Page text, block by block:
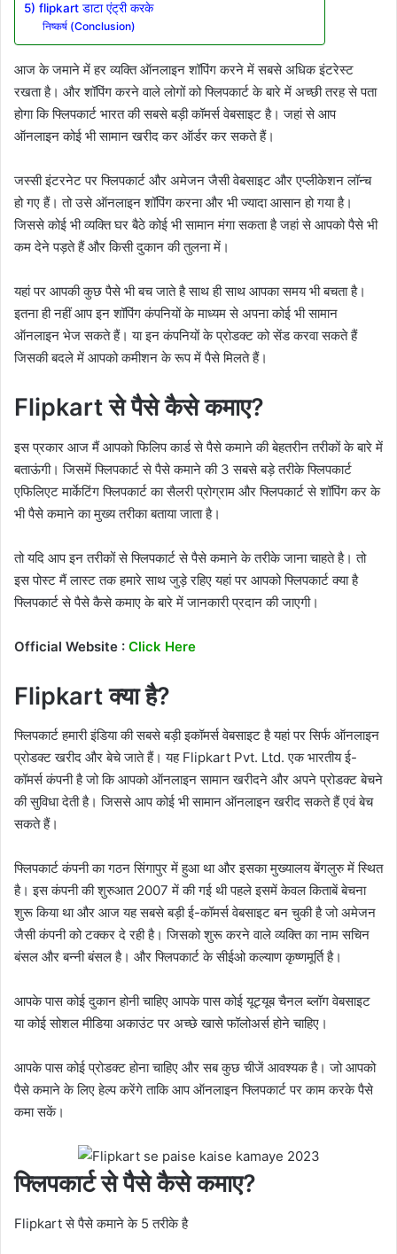
5) flipkart डाटा एंट्री करके
निष्कर्ष (Conclusion)
आज के जमाने में हर व्यक्ति ऑनलाइन शॉपिंग करने में सबसे अधिक इंटरेस्ट
रखता है। और शॉपिंग करने वाले लोगों को फ्लिपकार्ट के बारे में अच्छी तरह से पता
होगा कि फ्लिपकार्ट भारत की सबसे बड़ी कॉमर्स वेबसाइट है। जहां से आप
ऑनलाइन कोई भी सामान खरीद कर ऑर्डर कर सकते हैं।
जस्सी इंटरनेट पर फ्लिपकार्ट और अमेजन जैसी वेबसाइट और एप्लीकेशन लॉन्च
हो गए हैं। तो उसे ऑनलाइन शॉपिंग करना और भी ज्यादा आसान हो गया है।
जिससे कोई भी व्यक्ति घर बैठे कोई भी सामान मंगा सकता है जहां से आपको पैसे भी
कम देने पड़ते हैं और किसी दुकान की तुलना में।
यहां पर आपकी कुछ पैसे भी बच जाते है साथ ही साथ आपका समय भी बचता है।
इतना ही नहीं आप इन शॉपिंग कंपनियों के माध्यम से अपना कोई भी सामान
ऑनलाइन भेज सकते हैं। या इन कंपनियों के प्रोडक्ट को सेंड करवा सकते हैं
जिसकी बदले में आपको कमीशन के रूप में पैसे मिलते हैं।
Flipkart से पैसे कैसे कमाए?
इस प्रकार आज मैं आपको फिलिप कार्ड से पैसे कमाने की बेहतरीन तरीकों के बारे में
बताऊंगी। जिसमें फ्लिपकार्ट से पैसे कमाने की 3 सबसे बड़े तरीके फ्लिपकार्ट
एफिलिएट मार्केटिंग फ्लिपकार्ट का सैलरी प्रोग्राम और फ्लिपकार्ट से शॉपिंग कर के
भी पैसे कमाने का मुख्य तरीका बताया जाता है।
तो यदि आप इन तरीकों से फ्लिपकार्ट से पैसे कमाने के तरीके जाना चाहते है। तो
इस पोस्ट मैं लास्ट तक हमारे साथ जुड़े रहिए यहां पर आपको फ्लिपकार्ट क्या है
फ्लिपकार्ट से पैसे कैसे कमाए के बारे में जानकारी प्रदान की जाएगी।
Official Website : Click Here
Flipkart क्या है?
फ्लिपकार्ट हमारी इंडिया की सबसे बड़ी इकॉमर्स वेबसाइट है यहां पर सिर्फ ऑनलाइन
प्रोडक्ट खरीद और बेचे जाते हैं। यह Flipkart Pvt. Ltd. एक भारतीय ई-
कॉमर्स कंपनी है जो कि आपको ऑनलाइन सामान खरीदने और अपने प्रोडक्ट बेचने
की सुविधा देती है। जिससे आप कोई भी सामान ऑनलाइन खरीद सकते हैं एवं बेच
सकते हैं।
फ्लिपकार्ट कंपनी का गठन सिंगापुर में हुआ था और इसका मुख्यालय बेंगलुरु में स्थित
है। इस कंपनी की शुरुआत 2007 में की गई थी पहले इसमें केवल किताबें बेचना
शुरू किया था और आज यह सबसे बड़ी ई-कॉमर्स वेबसाइट बन चुकी है जो अमेजन
जैसी कंपनी को टक्कर दे रही है। जिसको शुरू करने वाले व्यक्ति का नाम सचिन
बंसल और बन्नी बंसल है। और फ्लिपकार्ट के सीईओ कल्याण कृष्णमूर्ति है।
आपके पास कोई दुकान होनी चाहिए आपके पास कोई यूट्यूब चैनल ब्लॉग वेबसाइट
या कोई सोशल मीडिया अकाउंट पर अच्छे खासे फॉलोअर्स होने चाहिए।
आपके पास कोई प्रोडक्ट होना चाहिए और सब कुछ चीजें आवश्यक है। जो आपको
पैसे कमाने के लिए हेल्प करेंगे ताकि आप ऑनलाइन फ्लिपकार्ट पर काम करके पैसे
कमा सकें।
फ्लिपकार्ट से पैसे कैसे कमाए?
Flipkart से पैसे कमाने के 5 तरीके है